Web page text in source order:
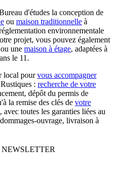
d'études la conception de
ou maison traditionnelle à
environnementale
projet, vous pouvez également
ou une maison à étage, adaptées à
le 11.
local pourvous accompagner
: recherche de votre
dépôt du permis de
la remise des clés de votre
, avec toutes les garanties liées au
ouvrage, livraison à